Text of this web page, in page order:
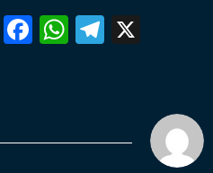
Fa W
pp
Te
m